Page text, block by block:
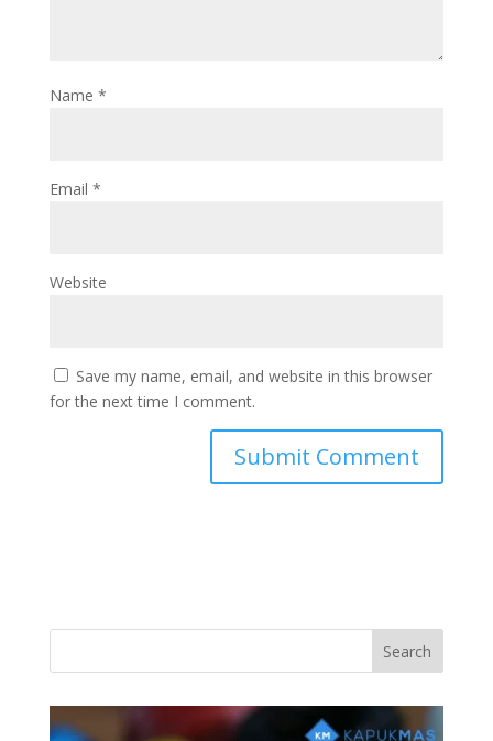
Name *
Email *
Website
Save my name, email, and website in this browser
for the next time I comment.